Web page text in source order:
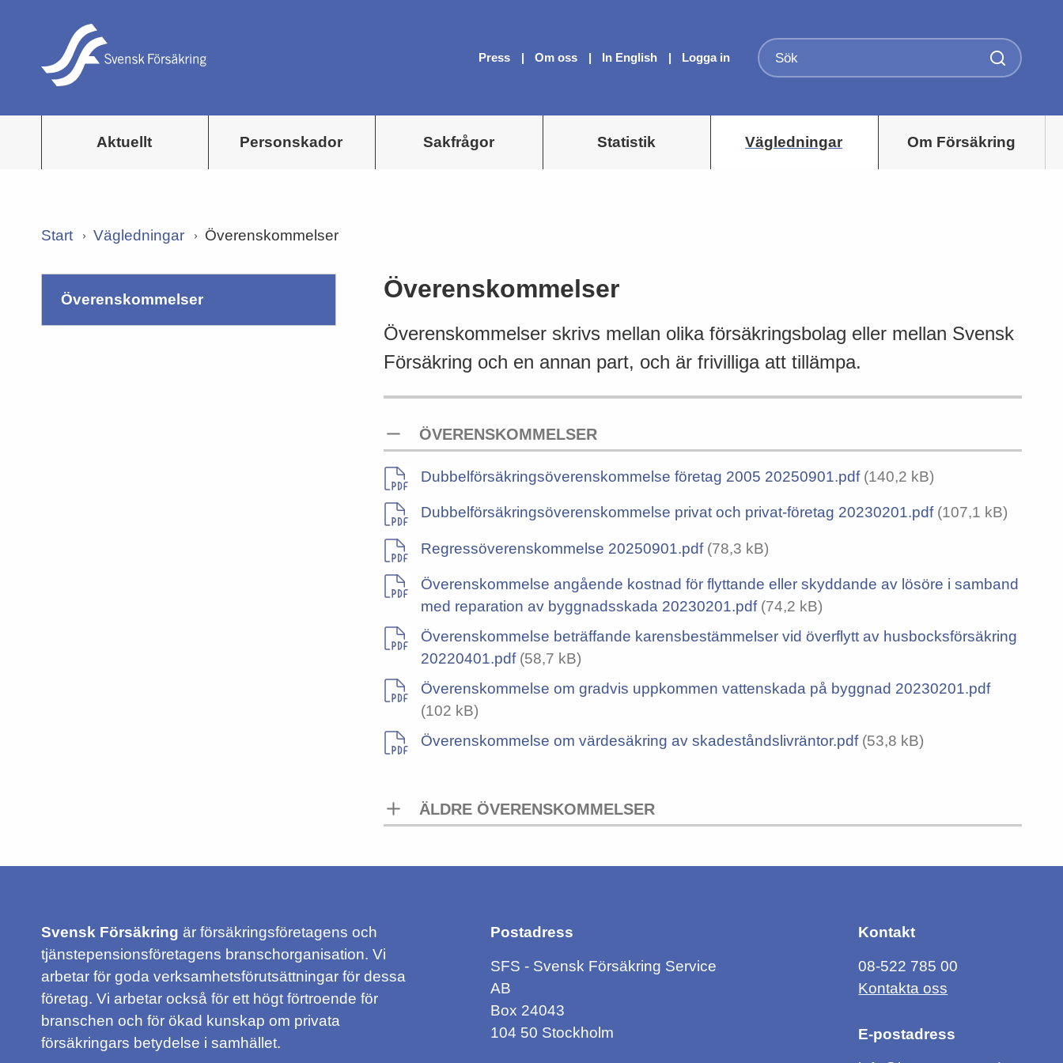
Press Om oss In English Logga in
Aktuellt Personskador Sakfrågor Statistik Vägledningar Om Försäkring
Start Vägledningar Överenskommelser
överenskommelser Överenskommelser
Överenskommelser skrivs mellan olika försäkringsbolag eller mellan Svensk
Försäkring och en annan part, och är frivilliga att tillämpa.
ÖVERENSKOMMELSER
Dubbelförsäkringsöverenskommelse företag 2005 20250901.pdf(140,2 kB)
Dubbelförsäkringsöverenskommelse privat och privat-företag 20230201.pdf(107,1 kB)
Regressöverenskommelse 20250901.pdf(78,3 kB)
Överenskommelse angående kostnad för flyttande eller skyddande av lösöre i samband
med reparation av byggnadsskada 20230201.pdf(74,2 kB)
Överenskommelse beträffande karensbestämmelser vid överflytt av husbocksförsäkring
20220401.pdf(58,7 kB)
Överenskommelse om gradvis uppkommen vattenskada på byggnad 20230201.pdf
(102 kB)
Överenskommelse om värdesäkring av skadeståndslivräntor.pdf(53,8 kB)
ÄLDRE ÖVERENSKOMMELSER
Svensk Försäkring är försäkringsföretagens och
tjänstepensionsföretagens branschorganisation. Vi
arbetar för goda verksamhetsförutsättningar för dessa
företag. Vi arbetar också för ett högt förtroende för
branschen och för ökad kunskap om privata
försäkringars betydelse i samhället.
Postadress
SFS - Svensk Försäkring Service
AB
Box 24043
104 50 Stockholm
Kontakt
08-522 785 00
Kontakta oss
E-postadress